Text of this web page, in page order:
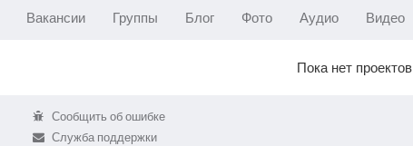
Вакансии Группы Блог Фото Аудио Видео
Пока нет проектов
Сообщить об ошибке
Служба поддержки